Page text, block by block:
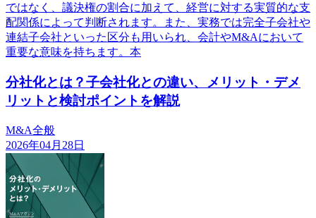
ではなく、議決権の割合に加えて、経営に対する実質的な支
配関係によって判断されます。また、実務では完全子会社や
連結子会社といった区分も用いられ、会計やM&Aにおいて
重要な意味を持ちます。本
分社化とは？子会社化との違い、メリット・デメ
リットと検討ポイントを解説
M&A全般
2026年04月28日